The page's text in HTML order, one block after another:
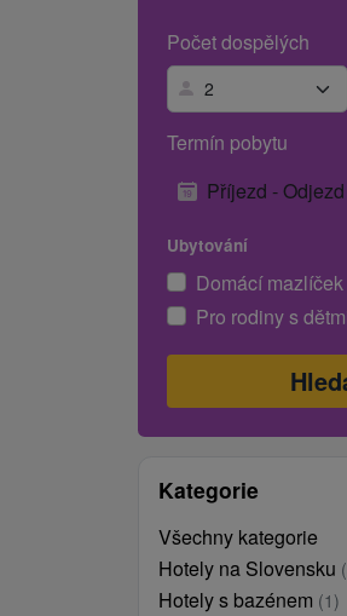
Počet dospělých
Termín pobytu
Příjezd - Odjezd
Ubytování
Domácí mazlíček
Pro rodiny s
Kategorie
Všechny kategorie
Hotely na Slovensku
Hotely s bazénem (1)